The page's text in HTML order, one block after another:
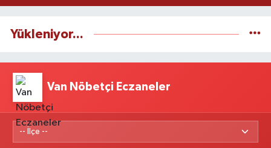
Yükleniyor...
Van Nöbetçi Eczaneler